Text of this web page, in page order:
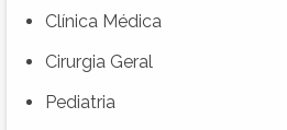
Clínica Médica
Cirurgia Geral
Pediatria